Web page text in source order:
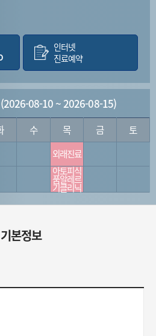
인터넷
진료예약
08-10 ~ 2026-08-15)
수 목 금
토
외래진료
아토피식
품알레르
기클리닉
기본정보